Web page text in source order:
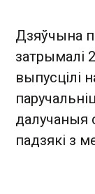
Дзяўчына
затрымалі
выпусцілі
далучаныя
падзякі з